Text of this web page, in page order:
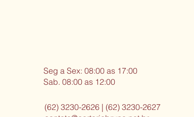
Seg a Sex: 08:00 as 17:00
Sab. 08:00 as 12:00
(62) 3230-2626 | (62) 3230-2627